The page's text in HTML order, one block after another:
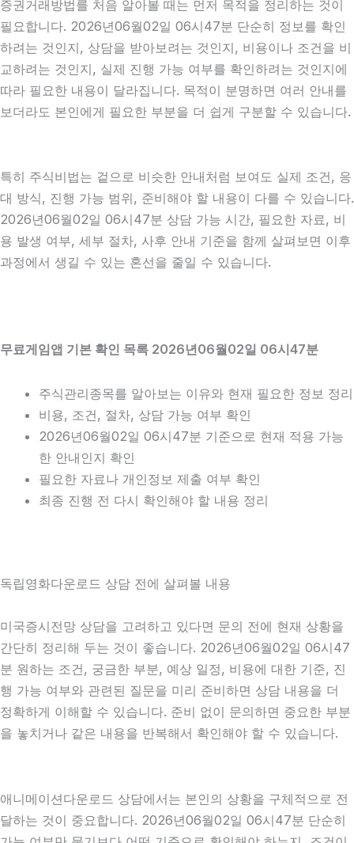
증권거래방법를 처음 알아볼 때는 먼저 목적을 정리하는 것이
필요합니다. 2026년06월02일 06시47분 단순히 정보를 확인
하려는 것인지, 상담을 받아보려는 것인지, 비용이나 조건을 비
교하려는 것인지, 실제 진행 가능 여부를 확인하려는 것인지에
따라 필요한 내용이 달라집니다. 목적이 분명하면 여러 안내를
보더라도 본인에게 필요한 부분을 더 쉽게 구분할 수 있습니다.
특히 주식비법는 겉으로 비슷한 안내처럼 보여도 실제 조건, 응
대 방식, 진행 가능 범위, 준비해야 할 내용이 다를 수 있습니다.
2026년06월02일 06시47분 상담 가능 시간, 필요한 자료, 비
용 발생 여부, 세부 절차, 사후 안내 기준을 함께 살펴보면 이후
과정에서 생길 수 있는 혼선을 줄일 수 있습니다.
무료게임앱 기본 확인 목록 2026년06월02일 06시47분
주식관리종목를 알아보는 이유와 현재 필요한 정보 정리
비용, 조건, 절차, 상담 가능 여부 확인
2026년06월02일 06시47분 기준으로 현재 적용 가능
한 안내인지 확인
필요한 자료나 개인정보 제출 여부 확인
최종 진행 전 다시 확인해야 할 내용 정리
독립영화다운로드 상담 전에 살펴볼 내용
미국증시전망 상담을 고려하고 있다면 문의 전에 현재 상황을
간단히 정리해 두는 것이 좋습니다. 2026년06월02일 06시47
분 원하는 조건, 궁금한 부분, 예상 일정, 비용에 대한 기준, 진
행 가능 여부와 관련된 질문을 미리 준비하면 상담 내용을 더
정확하게 이해할 수 있습니다. 준비 없이 문의하면 중요한 부분
을 놓치거나 같은 내용을 반복해서 확인해야 할 수 있습니다.
애니메이션다운로드 상담에서는 본인의 상황을 구체적으로 전
달하는 것이 중요합니다. 2026년06월02일 06시47분 단순히